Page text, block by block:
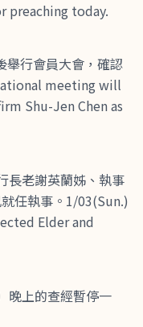
preaching today.
舉行會員大會，確認
meeting will
Shu-Jen Chen as
長老謝英蘭姊、執事
任執事。1/03(Sun.)
Elder and
晚上的查經暫停一